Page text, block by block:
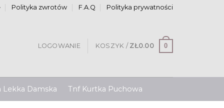
Polityka zwrotów F.A.Q Polityka prywatności
LOGOWANIE KOSZYK / ZŁ0.00 0
Damska Tnf Kurtka Puchowa